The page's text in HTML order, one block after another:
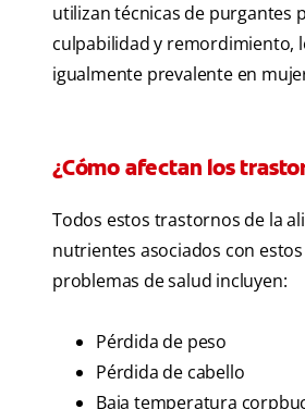
utilizan técnicas de purgantes
culpabilidad y remordimiento,
igualmente prevalente en
¿Cómo afectan los
Todos estos trastornos de la
nutrientes asociados con
problemas de salud incluyen:
Pérdida de peso
Pérdida de cabello
Baja temperatura